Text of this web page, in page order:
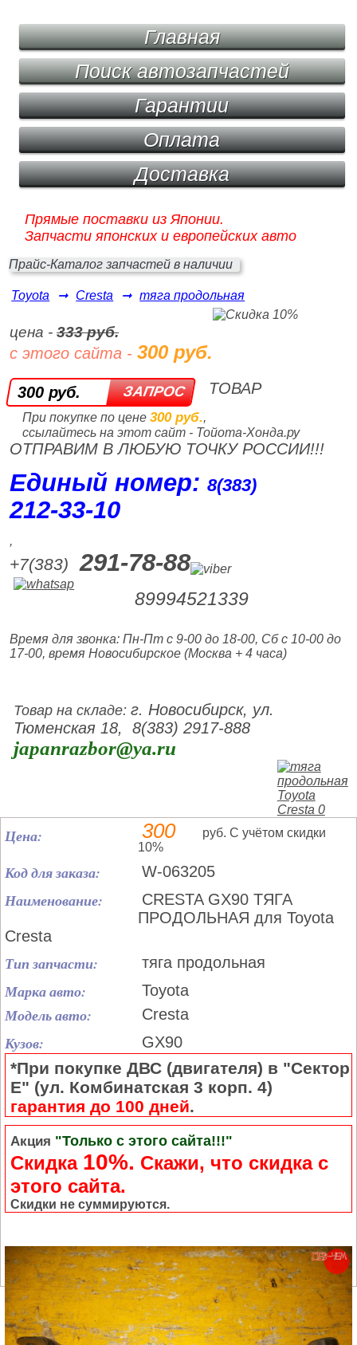
Главная
Поиск автозапчастей
Гарантии
Оплата
Доставка
Прямые поставки из Японии.
Запчасти японских и европейских авто
Прайс-Каталог запчастей в наличии
Toyota ➞ Cresta ➞ тяга продольная
цена -333 руб.
с этого сайта -300 руб.
300 руб.
При покупке по цене 300 руб.,
ссылайтесь на этот сайт - Тойота-Хонда.ру
ТОВАР
ОТПРАВИМ В ЛЮБУЮ ТОЧКУ РОССИИ!!!
Единый номер:8(383)
212‑33‑10
,
+7(383) 291-78-88
89994521339
Время для звонка: Пн-Пт с 9-00 до 18-00, Сб с 10-00 до
17-00, время Новосибирское (Москва + 4 часа)
Товар на складе:г. Новосибирск, ул.
Тюменская 18, 8(383) 2917-888
japanrazbor@ya.ru
Цена: 300
руб. С учётом скидки
10%
Код для заказа: W-063205
Наименование:
CRESTA GX90 ТЯГА
ПРОДОЛЬНАЯ для Toyota
Cresta
Тип запчасти: тяга продольная
Марка авто: Toyota
Модель авто: Cresta
Кузов: GX90
*При покупке ДВС (двигателя) в "Сектор
Е" (ул. Комбинатская 3 корп. 4)
гарантия до 100 дней.
Акция "Только с этого сайта!!!"
Скидка 10%. Cкажи, что скидка с
этого сайта.
Скидки не суммируются.